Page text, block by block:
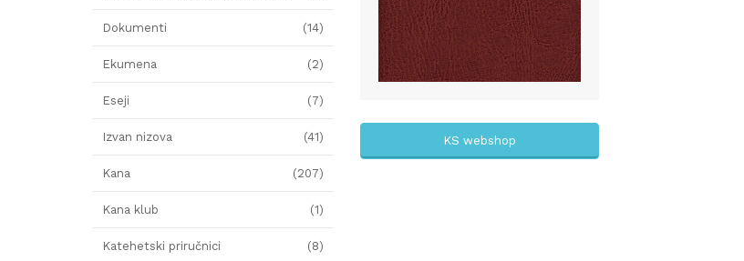
KS webshop
Dokumenti (14)
Ekumena (2)
Eseji (7)
Izvan nizova (41)
Kana (207)
Kana klub (1)
Katehetski priručnici (8)